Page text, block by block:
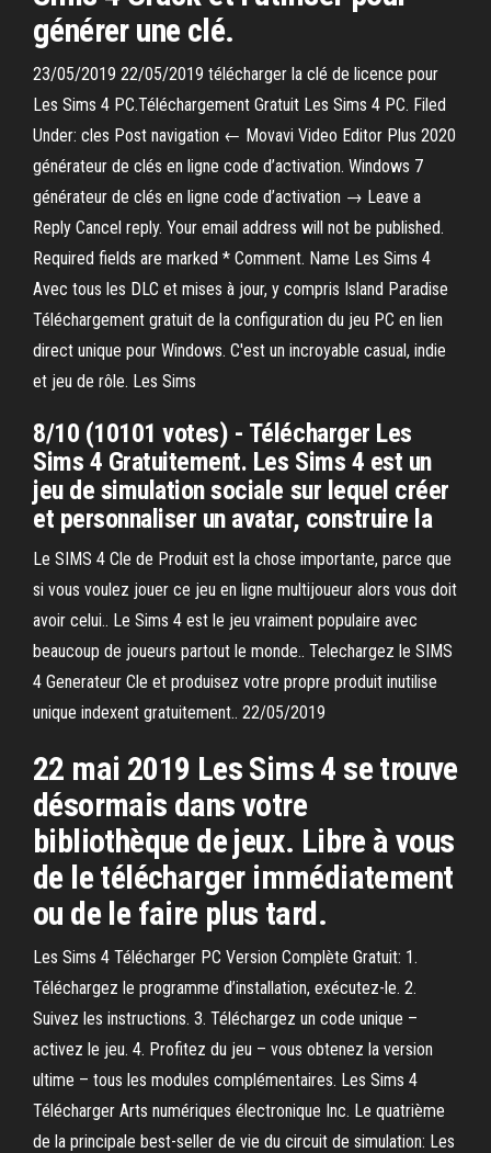
générer une clé.
23/05/2019 22/05/2019 télécharger la clé de licence pour
Les Sims 4 PC.Téléchargement Gratuit Les Sims 4 PC. Filed
Under: cles Post navigation ← Movavi Video Editor Plus 2020
générateur de clés en ligne code d’activation. Windows 7
générateur de clés en ligne code d’activation → Leave a
Reply Cancel reply. Your email address will not be published.
Required fields are marked * Comment. Name Les Sims 4
Avec tous les DLC et mises à jour, y compris Island Paradise
Téléchargement gratuit de la configuration du jeu PC en lien
direct unique pour Windows. C'est un incroyable casual, indie
et jeu de rôle. Les Sims
8/10 (10101 votes) - Télécharger Les
Sims 4 Gratuitement. Les Sims 4 est un
jeu de simulation sociale sur lequel créer
et personnaliser un avatar, construire la
Le SIMS 4 Cle de Produit est la chose importante, parce que
si vous voulez jouer ce jeu en ligne multijoueur alors vous doit
avoir celui.. Le Sims 4 est le jeu vraiment populaire avec
beaucoup de joueurs partout le monde.. Telechargez le SIMS
4 Generateur Cle et produisez votre propre produit inutilise
unique indexent gratuitement.. 22/05/2019
22 mai 2019 Les Sims 4 se trouve
désormais dans votre
bibliothèque de jeux. Libre à vous
de le télécharger immédiatement
ou de le faire plus tard.
Les Sims 4 Télécharger PC Version Complète Gratuit: 1.
Téléchargez le programme d’installation, exécutez-le. 2.
Suivez les instructions. 3. Téléchargez un code unique –
activez le jeu. 4. Profitez du jeu – vous obtenez la version
ultime – tous les modules complémentaires. Les Sims 4
Télécharger Arts numériques électronique Inc. Le quatrième
de la principale best-seller de vie du circuit de simulation: Les